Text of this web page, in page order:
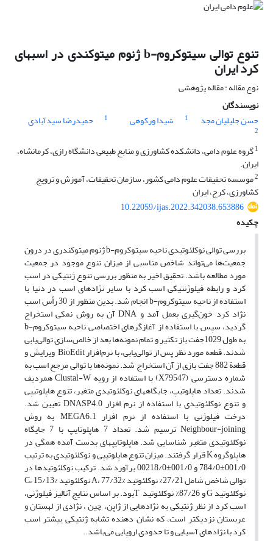
تنوع توالی سیتوکروم-b ژنوم میتوکندی در اسبهای
کرد ایران
نوع مقاله : مقاله پژوهشی
نویسندگان
حسن جلیلیان مجد
1 شیدا ورکوهی 1 حمیدرضا سیدآبادی
2
1گروه علوم دامی، دانشکده کشاورزی و منابع طبیعی دانشگاه رازی، کرمانشاه،
ایران.
2موسسه تحقیقات علوم دامی کشور، سازمان تحقیقات، آموزش و ترویج
کشاورزی، کرج، ایران
10.22059/ijas.2022.342038.653886
چکیده
بررسی توالی نوکلئوتیدی ناحیه سیتوکروم-b ژنوم میتوکندری در درون
جمعیت‌ها می‌تواند شاخص مناسبی از میزان تنوع موجود در جمعیت
مورد مطالعه باشد. تحقیق اخیر به منظور بررسی تنوع ژنتیکی در اسب
کرد و رابطه فیلوژنتیکی اسب کرد با سایر نژادهای اسب در دنیا با
استفاده از ناحیه سیتوکروم-b انجام شد. بدین منظور از 30 رأس اسب
نژاد کرد خون‌گیری بعمل آمد و DNA آن به روش نمکی استخراج
گردید، سپس با استفاده از آغازگرهای اختصاصی ناحیه سیتوکروم-b
به طول 1029جفت باز تکثیر و تمام نمونه‌ها بعد از خالص‌سازی توالی‌یابی
شدند. قطعه مورد نظر پس از توالی‌یابی، با نرم‌افزار BioEdit ویرایش و
قطعة 882 جفت بازی از آن استخراج شد. نمونه‌ها با توالی مرجع اسب به
شماره دسترسی (X79547) با استفاده از رویه Clustal-W همردیف
شدند. تعداد هاپلوتیپ، جایگاههای نوکلئوتیدی متغیر، تنوع هاپلوتیپی
و تنوع نوکلئوتیدی با استفاده از نرم افزار DNASP4.0 تعیین شد.
درخت فیلوژنی با استفاده از نرم افزار MEGA6.1 به روش
Neighbour-joining ترسیم شد. تعداد 7 هاپلوتایپ با 7 جایگاه
نوکلئوتیدی متغیر شناسایی شد. هاپلوتایپهای بدست آمده همگی در
هاپلوگروه K قرار گرفتند. میزان تنوع هاپلوتیپی و نوکلئوتیدی به ترتیب
001/0±784/0 و 001/0±00218/0 برآورد شد. ترکیب نوکلئوتیدها در
توالی شاخص شامل 27/21% نوکلئوتید A، 77/32% نوکلئوتید C، 15/13%
نوکلئوتید G و 87/26% نوکلئوتید Tبود. بر اساس نتایج آنالیز فیلوژنی،
اسب کرد از نظر ژنتیکی به نژادهایی از ژاپن، چین ، نژادی از لهستان و
عربستان نزدیکتر است، که نشان دهنده تشابه ژنتیکی بیشتر اسب
کرد با نژادهای آسیایی و تا حدودی اروپایی می‌باشد..